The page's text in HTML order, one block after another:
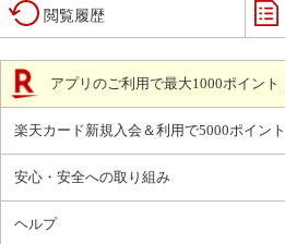
閲覧履歴
アプリのご利用で最大1000ポイント
楽天カード新規入会＆利用で5000ポイント
安心・安全への取り組み
ヘルプ